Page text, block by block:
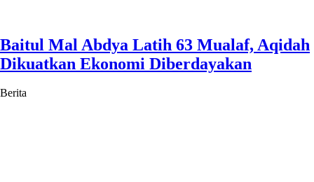
Baitul Mal Abdya Latih 63 Mualaf, Aqidah
Dikuatkan Ekonomi Diberdayakan
Berita